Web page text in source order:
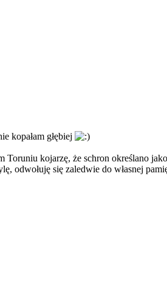
kopałam głębiej
kojarzę, że schron określano
odwołuję się zaledwie do własnej